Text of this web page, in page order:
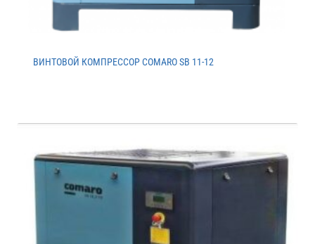
ВИНТОВОЙ КОМПРЕССОР COMARO SB 11-12